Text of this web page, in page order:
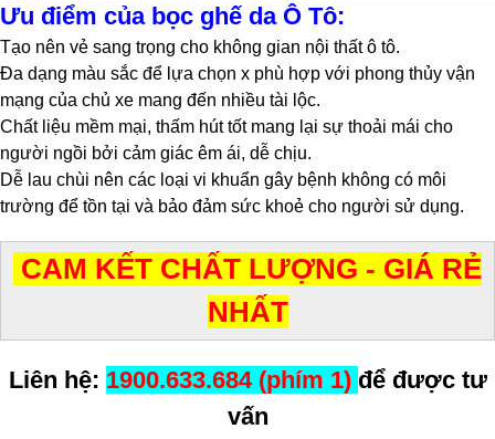
Ưu điểm của bọc ghế da Ô Tô:
Tạo nên vẻ sang trọng cho không gian nội thất ô tô.
Đa dạng màu sắc để lựa chọn x phù hợp với phong thủy vận
mạng của chủ xe mang đến nhiều tài lộc.
Chất liệu mềm mại, thấm hút tốt mang lại sự thoải mái cho
người ngồi bởi cảm giác êm ái, dễ chịu.
Dễ lau chùi nên các loại vi khuẩn gây bệnh không có môi
trường để tồn tại và bảo đảm sức khoẻ cho người sử dụng.
CAM KẾT CHẤT LƯỢNG - GIÁ RẺ
NHẤT
Liên hệ: 1900.633.684 (phím 1) để được tư
vấn